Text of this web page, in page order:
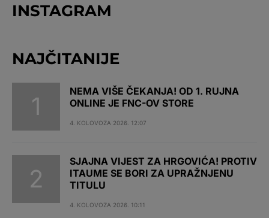
INSTAGRAM
NAJČITANIJE
NEMA VIŠE ČEKANJA! OD 1. RUJNA
ONLINE JE FNC-OV STORE
4. KOLOVOZA 2026. 12:07
SJAJNA VIJEST ZA HRGOVIĆA! PROTIV
ITAUME SE BORI ZA UPRAŽNJENU
TITULU
4. KOLOVOZA 2026. 10:11